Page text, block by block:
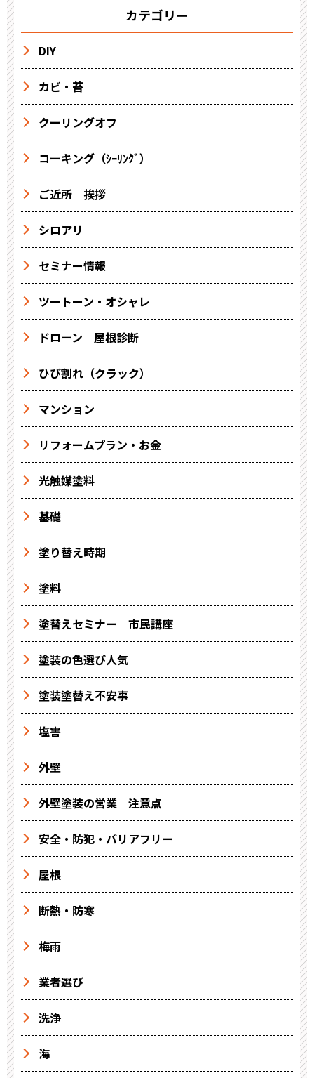
カテゴリー
DIY
カビ・苔
クーリングオフ
コーキング（ｼｰﾘﾝｸﾞ）
ご近所 挨拶
シロアリ
セミナー情報
ツートーン・オシャレ
ドローン 屋根診断
ひび割れ（クラック）
マンション
リフォームプラン・お金
光触媒塗料
基礎
塗り替え時期
塗料
塗替えセミナー 市民講座
塗装の色選び人気
塗装塗替え不安事
塩害
外壁
外壁塗装の営業 注意点
安全・防犯・バリアフリー
屋根
断熱・防寒
梅雨
業者選び
洗浄
海